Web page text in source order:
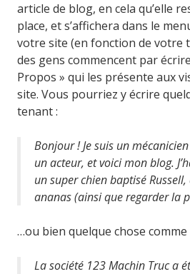
article de blog, en cela qu’elle
place, et s’affichera dans le
votre site (en fonction de votre
des gens commencent par
Propos » qui les présente aux
site. Vous pourriez y écrire
tenant :
Bonjour ! Je suis un
un acteur, et voici mon blog.
un super chien baptisé
ananas (ainsi que regarder la
…ou bien quelque chose comme
La société 123 Machin Truc a